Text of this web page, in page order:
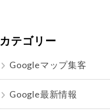
カテゴリー
Googleマップ集客
Google最新情報